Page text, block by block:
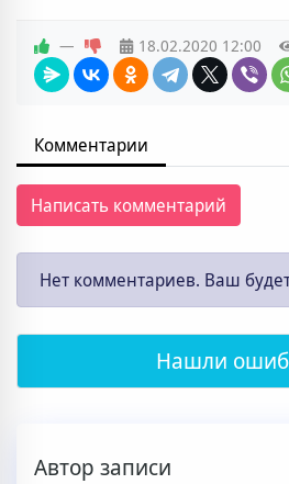
— 18.02.2020 12:00
Комментарии
Написать комментарий
Нет комментариев. Ваш
Нашли
Автор записи